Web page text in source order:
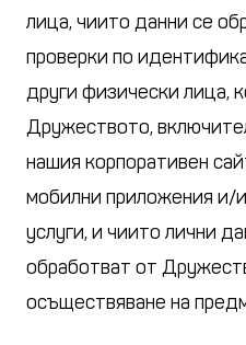
лица, чиито данни се
проверки по
други физически лица,
Дружеството,
нашия корпоративен
мобилни приложения и/
услуги, и чиито лични
обработват от
осъществяване на